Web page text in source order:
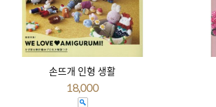
손뜨개 인형 생활
18,000